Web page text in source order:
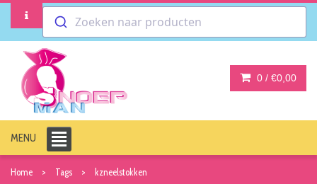
Zoeken naar producten
0 / €0,00
MENU
Home Tags kzneelstokken